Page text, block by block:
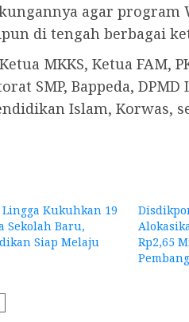
agar program
di tengah berbagai
MKKS, Ketua FAM,
SMP, Bappeda,
Islam, Korwas,
Lingga Kukuhkan 19
Sekolah Baru,
Siap Melaju
Rp2,65